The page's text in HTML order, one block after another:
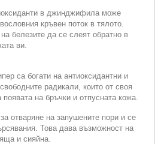
в джинджифила може
кръвен поток в тялото.
белезите да се слеят обратно в
ви.
са богати на антиоксидантни и
радикали, които от своя
появата на бръчки и отпусната кожа.
отваряне на запушените пори и се
Това дава възможност на
и сияйна.